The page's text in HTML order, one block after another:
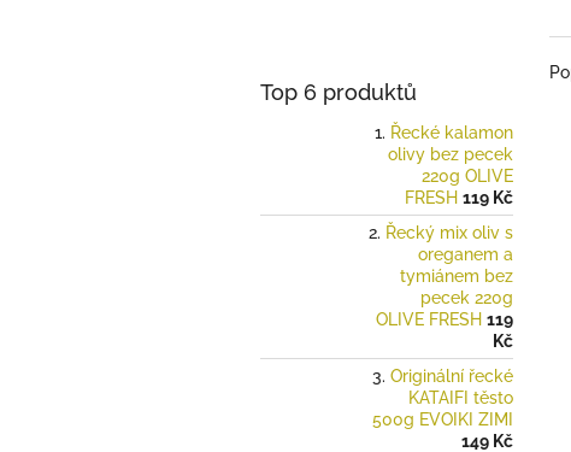
Top 6 produktů
Řecké kalamon
olivy bez pecek
220g OLIVE
FRESH 119 Kč
Řecký mix oliv s
oreganem a
tymiánem bez
pecek 220g
OLIVE FRESH 119
Kč
Originální řecké
KATAIFI těsto
500g EVOIKI ZIMI
149 Kč